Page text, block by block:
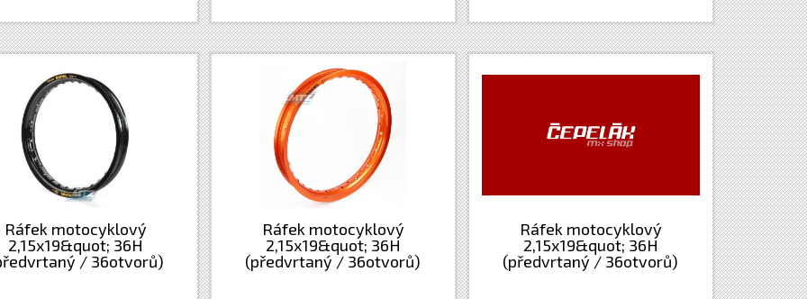
Ráfek motocyklový
2,15x19&quot; 36H
/ 36otvorů)
Takasago - černý -
Ráfek motocyklový
2,15x19&quot; 36H
(předvrtaný / 36otvorů)
Excel Takasago - oranžový -
Ráfek motocyklový
2,15x19&quot; 36H
(předvrtaný / 36otvorů)
Excel Takasago - stříbrný -